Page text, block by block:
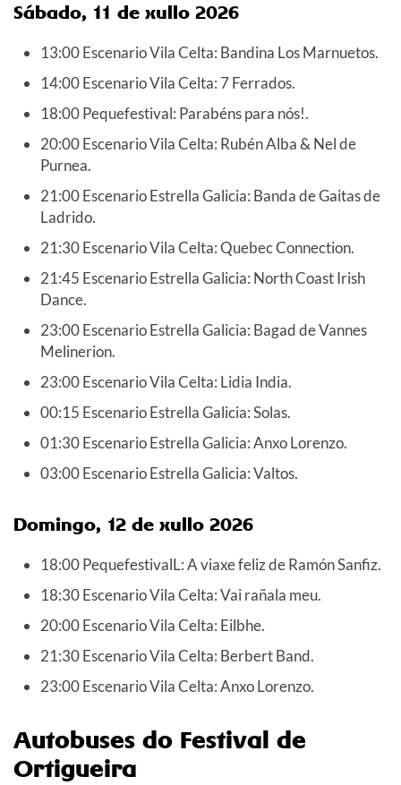
Sábado, 11 de xullo 2026
13:00 Escenario Vila Celta: Bandina Los Marnuetos.
14:00 Escenario Vila Celta: 7 Ferrados.
18:00 Pequefestival: Parabéns para nós!.
20:00 Escenario Vila Celta: Rubén Alba & Nel de
Purnea.
21:00 Escenario Estrella Galicia: Banda de Gaitas de
Ladrido.
21:30 Escenario Vila Celta: Quebec Connection.
21:45 Escenario Estrella Galicia: North Coast Irish
Dance.
23:00 Escenario Estrella Galicia: Bagad de Vannes
Melinerion.
23:00 Escenario Vila Celta: Lidia India.
00:15 Escenario Estrella Galicia: Solas.
01:30 Escenario Estrella Galicia: Anxo Lorenzo.
03:00 Escenario Estrella Galicia: Valtos.
Domingo, 12 de xullo 2026
18:00 PequefestivalL: A viaxe feliz de Ramón Sanfiz.
18:30 Escenario Vila Celta: Vai rañala meu.
20:00 Escenario Vila Celta: Eilbhe.
21:30 Escenario Vila Celta: Berbert Band.
23:00 Escenario Vila Celta: Anxo Lorenzo.
Autobuses do Festival de
Ortigueira